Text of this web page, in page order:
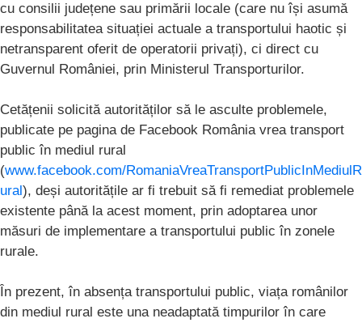
cu consilii județene sau primării locale (care nu își asumă
responsabilitatea situației actuale a transportului haotic și
netransparent oferit de operatorii privați), ci direct cu
Guvernul României, prin Ministerul Transporturilor.
Cetățenii solicită autorităților să le asculte problemele,
publicate pe pagina de Facebook România vrea transport
public în mediul rural
(www.facebook.com/RomaniaVreaTransportPublicInMediulR
ural), deși autoritățile ar fi trebuit să fi remediat problemele
existente până la acest moment, prin adoptarea unor
măsuri de implementare a transportului public în zonele
rurale.
În prezent, în absența transportului public, viața românilor
din mediul rural este una neadaptată timpurilor în care